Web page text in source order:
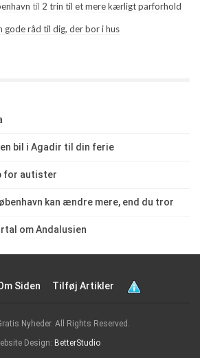
til 2 trin til et mere kærligt parforhold
gode råd til dig, der bor i hus
bil i Agadir til din ferie
for autister
kan ændre mere, end du tror
om Andalusien
Siden Tilføj Artikler
Nyheder. All Rights Reserved.
Design: BetterStudio